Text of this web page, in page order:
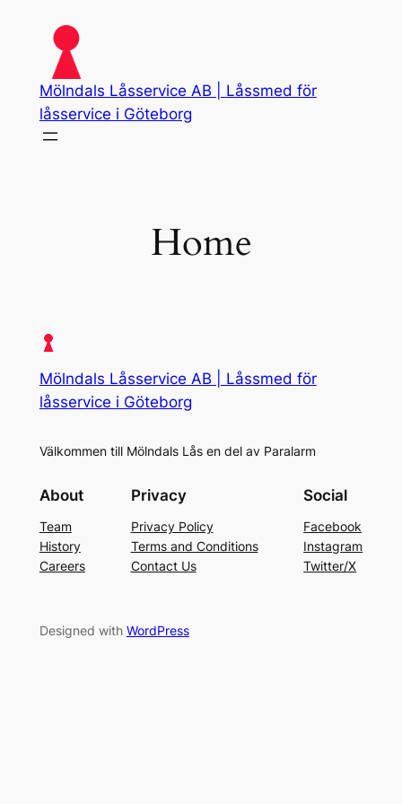
content
Mölndals Låsservice AB | Låssmed för
låsservice i Göteborg
Home
Mölndals Låsservice AB | Låssmed för
låsservice i Göteborg
Välkommen till Mölndals Lås en del av Paralarm
About
Team
History
Careers
Privacy
Privacy Policy
Terms and Conditions
Contact Us
Social
Facebook
Instagram
Twitter/X
Designed with WordPress